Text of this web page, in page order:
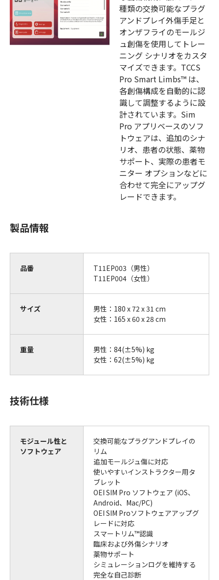
種類の交換可能なプラグ
アンドプレイ外傷手足と
オンザフライのモールジ
ュ創傷を使用してトレー
ニング シナリオをカスタ
マイズできます。TCCS
Pro Smart Limbs™ は、
各創傷構成を自動的に認
識して調整するように設
計されています。Sim
Pro アプリベースのソフ
トウェアは、追加のシナ
リオ、患者の状態、薬物
サポート、実際の患者モ
ニター オプションなどに
合わせて完全にアップグ
レードできます。
製品情報
品番
T11EP003（男性）
T11EP004（女性）
サイズ
男性：180 x 72 x 31 cm
女性：165 x 60 x 28 cm
重量
男性：84(±5%) kg
女性：62(±5%) kg
技術仕様
モジュール性と
ソフトウェア
交換可能なプラグアンドプレイの
リム
追加モールジュ傷に対応
使いやすいインストラクター用タ
ブレット
OEI SIM Pro ソフトウェア (iOS、
Android、Mac/PC)
OEI SIM Proソフトウェアアップグ
レードに対応
スマートリム™認識
臨床および外傷シナリオ
薬物サポート
シミュレーションログを維持する
完全な自己診断